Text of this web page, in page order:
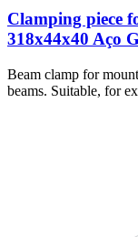
Clamping piece
318x44x40 Aço
Beam clamp for
beams. Suitable, for